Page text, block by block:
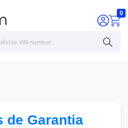
0
de Garantia